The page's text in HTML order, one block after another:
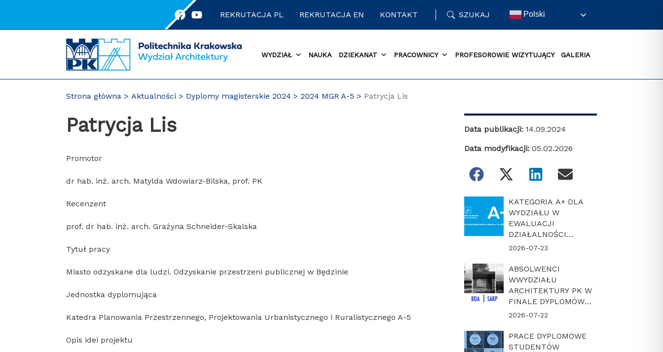
REKRUTACJA PL REKRUTACJA EN KONTAKT SZUKAJ Polski
WYDZIAŁ NAUKA DZIEKANAT PRACOWNICY PROFESOROWIE WIZYTUJĄCY GALERIA
Strona główna Aktualności Dyplomy magisterskie 2024 2024 MGR A-5 Patrycja Lis
Patrycja Lis
Promotor
dr hab. inż. arch. Matylda Wdowiarz-Bilska, prof. PK
Recenzent
prof. dr hab. inż. arch. Grażyna Schneider-Skalska
Tytuł pracy
Miasto odzyskane dla ludzi. Odzyskanie przestrzeni publicznej w Będzinie
Jednostka dyplomująca
Katedra Planowania Przestrzennego, Projektowania Urbanistycznego i Ruralistycznego A-5
Opis idei projektu
Data publikacji: 14.09.2024
Data modyfikacji: 05.02.2026
KATEGORIA A+ DLA
WYDZIAŁU W
EWALUACJI
DZIAŁALNOŚCI
NAUKOWEJ W
2026-07-23
ABSOLWENCI
WWYDZIAŁU
ARCHITEKTURY PK W
FINALE DYPLOMÓW
ROKU BDA-SARP 2026
2026-07-22
PRACE DYPLOMOWE
STUDENTÓW